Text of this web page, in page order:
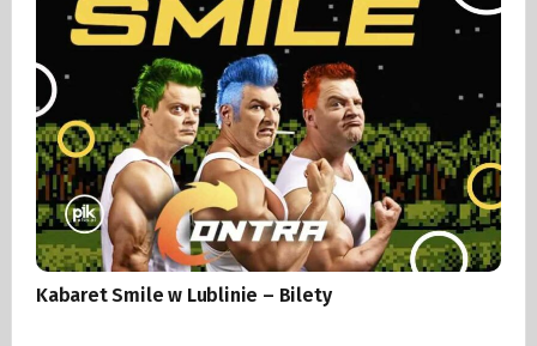
Kabaret Smile w Lublinie – Bilety